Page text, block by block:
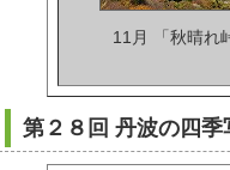
11月 「秋晴れ
第２８回 丹波の四